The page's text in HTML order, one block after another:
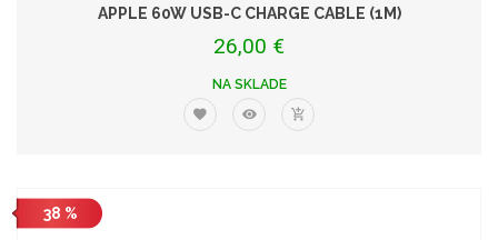
APPLE 60W USB-C CHARGE CABLE (1M)
26,00 €
NA SKLADE
38 %